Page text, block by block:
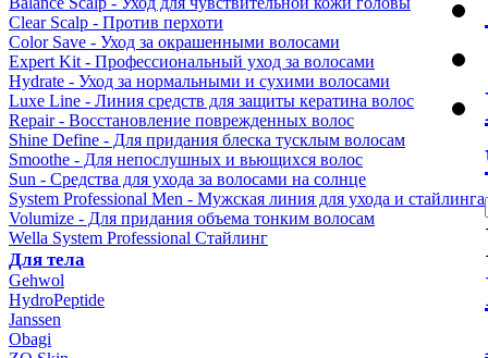
Clear Scalp - Против перхоти
Color Save - Уход за окрашенными волосами
Expert Kit - Профессиональный уход за волосами
Hydrate - Уход за нормальными и сухими волосами
Luxe Line - Линия средств для защиты кератина волос
Repair - Восстановление поврежденных волос
Shine Define - Для придания блеска тусклым волосам
Smoothe - Для непослушных и вьющихся волос
Sun - Средства для ухода за волосами на солнце
System Professional Men - Мужская линия для ухода и стайлинга
Volumize - Для придания объема тонким волосам
Wella System Professional Стайлинг
Для тела
Gehwol
HydroPeptide
Janssen
Obagi